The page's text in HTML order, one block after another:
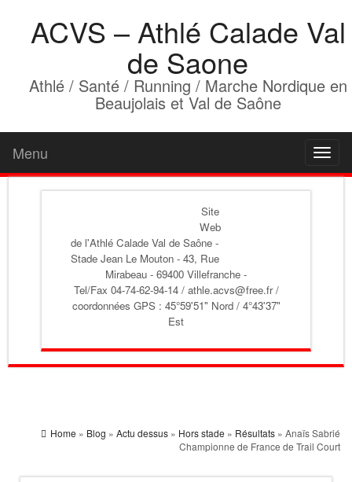
ACVS – Athlé Calade Val
de Saone
Athlé / Santé / Running / Marche Nordique en
Beaujolais et Val de Saône
Menu
Site
Web
de l'Athlé Calade Val de Saône -
Stade Jean Le Mouton - 43, Rue
Mirabeau - 69400 Villefranche -
Tel/Fax 04-74-62-94-14 / athle.acvs@free.fr /
coordonnées GPS : 45°59'51" Nord / 4°43'37"
Est
Home » Blog » Actu dessus » Hors stade » Résultats » Anaïs Sabrié
Championne de France de Trail Court